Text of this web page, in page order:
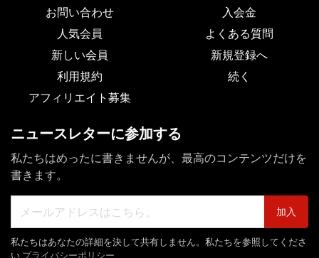
お問い合わせ
人気会員
新しい会員
利用規約
アフィリエイト募集
入会金
よくある質問
新規登録へ
続く
ニュースレターに参加する
私たちはめったに書きませんが、最高のコンテンツだけを
書きます。
加入
私たちはあなたの詳細を決して共有しません。私たちを参照してくださ
い プライバシーポリシー